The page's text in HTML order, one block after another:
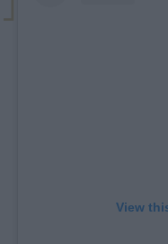
View